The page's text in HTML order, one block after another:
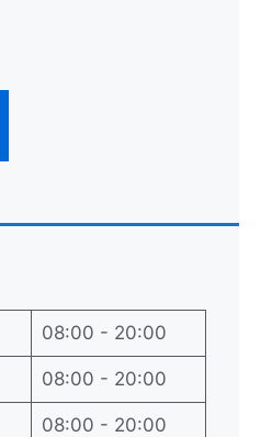
08:00 - 20:00
08:00 - 20:00
08:00 - 20:00